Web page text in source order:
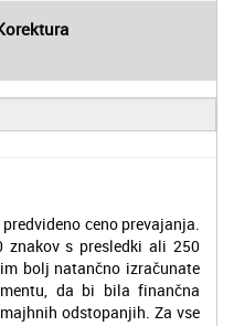
ceno prevajanja.
znakov s presledki ali 250
bolj natančno izračunate
da bi bila finančna
odstopanjih. Za vse